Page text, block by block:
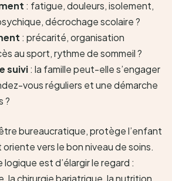
: fatigue, douleurs, isolement,
décrochage scolaire ?
: précarité, organisation
au sport, rythme de sommeil ?
suivi: la famille peut-elle s’engager
vous réguliers et une démarche
?
bureaucratique, protège l’enfant
oriente vers le bon niveau de soins.
est d’élargir le regard :
la chirurgie bariatrique, la nutrition